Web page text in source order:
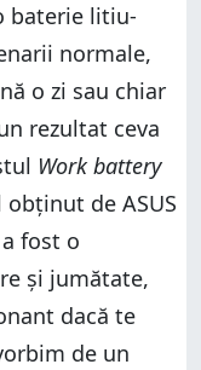
baterie litiu-
normale,
o zi sau chiar
rezultat ceva
Work battery
de ASUS
fost o
și jumătate,
dacă te
de un